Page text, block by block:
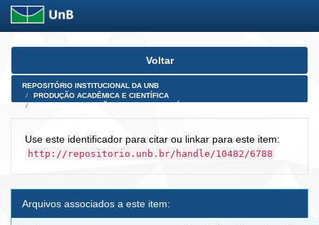
Skip
Voltar
REPOSITÓRIO INSTITUCIONAL DA UNB
PRODUÇÃO ACADÊMICA E CIENTÍFICA
Use este identificador para citar ou linkar para este item:
http://repositorio.unb.br/handle/10482/6788
Arquivos associados a este item: